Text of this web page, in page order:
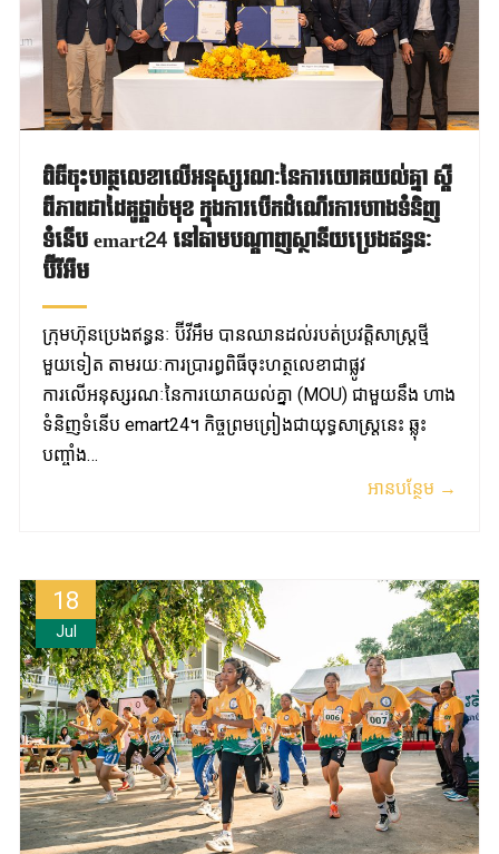
ពិធីចុះហត្ថលេខាលើអនុស្សរណៈនៃការយោគយល់គ្នា ស្តី
ពីភាពជាដៃគូផ្តាច់មុខ ក្នុងការបើកដំណើរការហាងទំនិញ
ទំនើប emart24 នៅតាមបណ្តាញស្ថានីយប្រេងឥន្ធនៈ
ប៊ីវីអឹម
ក្រុមហ៊ុនប្រេងឥន្ធនៈ ប៊ីវីអឹម បានឈានដល់របត់ប្រវត្តិសាស្ត្រថ្មី
មួយទៀត តាមរយៈការប្រារព្ធពិធីចុះហត្ថលេខាជាផ្លូវ
ការលើអនុស្សរណៈនៃការយោគយល់គ្នា (MOU) ជាមួយនឹង ហាង
ទំនិញទំនើប emart24។ កិច្ចព្រមព្រៀងជាយុទ្ធសាស្ត្រនេះ ឆ្លុះ
បញ្ចាំង…
អានបន្ថែម →
18
Jul